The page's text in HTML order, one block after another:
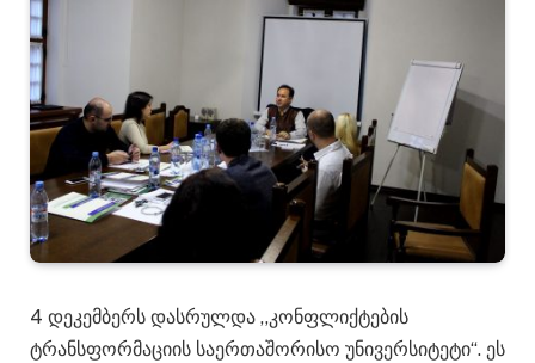
4 დეკემბერს დასრულდა ,,კონფლიქტების
ტრანსფორმაციის საერთაშორისო უნივერსიტეტი“. ეს